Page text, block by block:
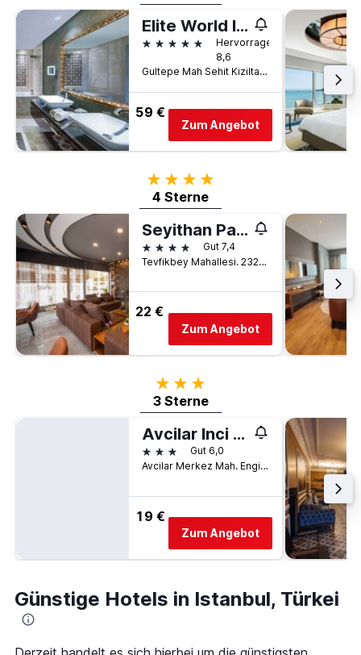
Elite World Istanbul Florya
5 Sterne
Hervorragend
8,6
Gultepe Mah Sehit Kiziltas Sok Kucukcekmece, 1, Istanbul, Türkei
59 €
Zum Angebot
4 Sterne
4 Sterne
Seyithan Palace Spa Hotel
4 Sterne
Gut 7,4
Tevfikbey Mahallesi. 2321 Sokak. No2, Istanbul, Türkei
22 €
Zum Angebot
3 Sterne
3 Sterne
Avcilar Inci Hotel
3 SterneGut 6,0
Avcilar Merkez Mah. Engin Sk. No:6, Istanbul, Türkei
19 €
Zum Angebot
Günstige Hotels in Istanbul, Türkei